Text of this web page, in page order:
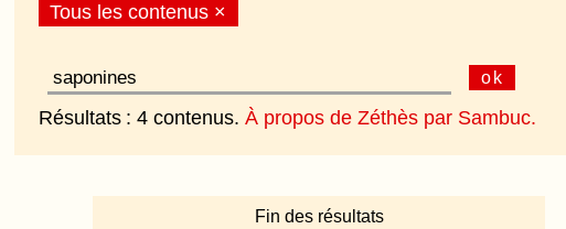
Tous les contenus ×
ok
Résultats : 4 contenus. À propos de Zéthès par Sambuc.
Fin des résultats